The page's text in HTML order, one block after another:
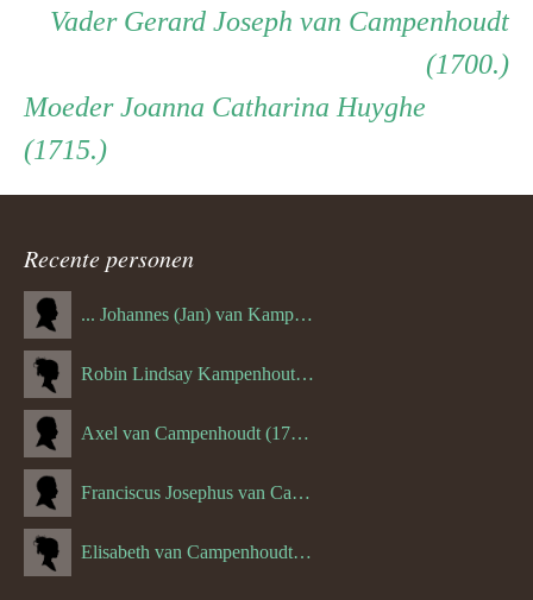
Persoon
ouder
navigatie
Vader Vader
Gerard Joseph van Campenhoudt
(1700.)
MoederMoeder
Joanna Catharina Huyghe
(1715.)
Recente personen
... Johannes (Jan) van Kampenhout (1311.)
Robin Lindsay Kampenhout (1346.) (06-03-2023)
Axel van Campenhoudt (1738.)
Franciscus Josephus van Campenhoudt (1719.) (10-08-1875)
Elisabeth van Campenhoudt (1716.) (28-05-1870)